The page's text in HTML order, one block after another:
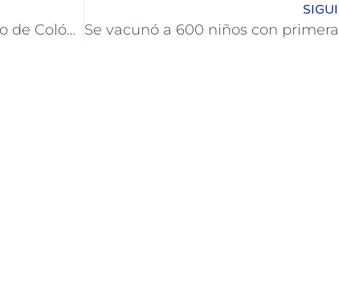
El Consejo Asesor de Turismo de Colón trató varios temas de cara a la temporada